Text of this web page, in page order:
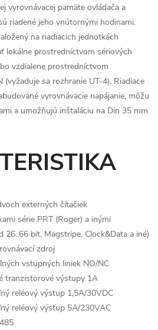
vyrovnávacej pamäte ovládača a
riadené jeho vnútornými hodinami.
na riadiacich jednotkách
lokálne prostredníctvom sériových
vzdialene prostredníctvom
sa rozhranie UT-4). Riadiace
vyrovnávacie napájanie, môžu
a umožňujú inštaláciu na Din 35 mm
externých čítačiek
série PRT (Roger) a inými
26..66 bit, Magstripe, Clock&Data a iné)
zdroj
vstupných liniek NO/NC
tranzistorové výstupy 1A
reléový výstup 1,5A/30VDC
reléový výstup 5A/230VAC